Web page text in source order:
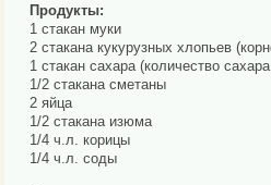
Продукты:
1 стакан муки
2 стакана кукурузных хлопьев
1 стакан сахара (количество
1/2 стакана сметаны
2 яйца
1/2 стакана изюма
1/4 ч.л. корицы
1/4 ч.л. соды